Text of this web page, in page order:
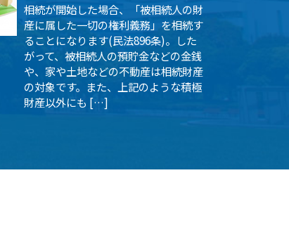
相続が開始した場合、「被相続人の財
産に属した一切の権利義務」を相続す
ることになります(民法896条)。した
がって、被相続人の預貯金などの金銭
や、家や土地などの不動産は相続財産
の対象です。また、上記のような積極
財産以外にも […]